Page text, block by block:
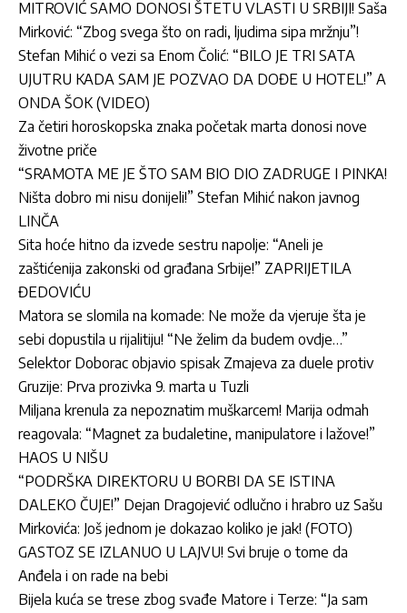
MITROVIĆ SAMO DONOSI ŠTETU VLASTI U SRBIJI! Saša
Mirković: “Zbog svega što on radi, ljudima sipa mržnju”!
Stefan Mihić o vezi sa Enom Čolić: “BILO JE TRI SATA
UJUTRU KADA SAM JE POZVAO DA DOĐE U HOTEL!” A
ONDA ŠOK (VIDEO)
Za četiri horoskopska znaka početak marta donosi nove
životne priče
“SRAMOTA ME JE ŠTO SAM BIO DIO ZADRUGE I PINKA!
Ništa dobro mi nisu donijeli!” Stefan Mihić nakon javnog
LINČA
Sita hoće hitno da izvede sestru napolje: “Aneli je
zaštićenija zakonski od građana Srbije!” ZAPRIJETILA
ĐEDOVIĆU
Matora se slomila na komade: Ne može da vjeruje šta je
sebi dopustila u rijalitiju! “Ne želim da budem ovdje…”
Selektor Doborac objavio spisak Zmajeva za duele protiv
Gruzije: Prva prozivka 9. marta u Tuzli
Miljana krenula za nepoznatim muškarcem! Marija odmah
reagovala: “Magnet za budaletine, manipulatore i lažove!”
HAOS U NIŠU
“PODRŠKA DIREKTORU U BORBI DA SE ISTINA
DALEKO ČUJE!” Dejan Dragojević odlučno i hrabro uz Sašu
Mirkovića: Još jednom je dokazao koliko je jak! (FOTO)
GASTOZ SE IZLANUO U LAJVU! Svi bruje o tome da
Anđela i on rade na bebi
Bijela kuća se trese zbog svađe Matore i Terze: “Ja sam